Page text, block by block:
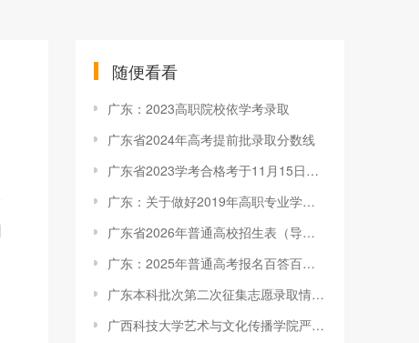
随便看看
广东：2023高职院校依学考录取
广东省2024年高考提前批录取分数线
广东省2023学考合格考于11月15日开始报名
广东：关于做好2019年高职专业学院自主招生试点工作的通知
广东省2026年普通高校招生表（导）演类（服装表演方向）专业省统考温馨提示
广东：2025年普通高考报名百答百问(五)
广东本科批次第二次征集志愿录取情况今日起可陆续查询
广西科技大学艺术与文化传播学院严康教师的作品入围2018年中国优